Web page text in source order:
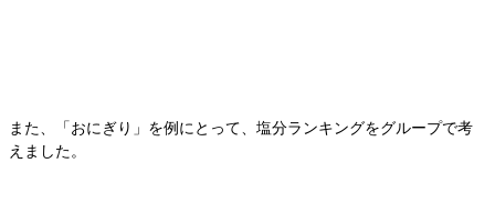
また、「おにぎり」を例にとって、塩分ランキングをグループで考
えました。